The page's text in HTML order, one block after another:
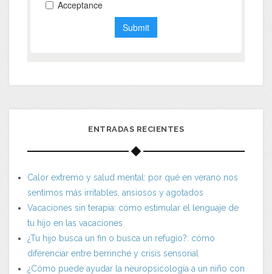
ENTRADAS RECIENTES
Calor extremo y salud mental: por qué en verano nos
sentimos más irritables, ansiosos y agotados
Vacaciones sin terapia: cómo estimular el lenguaje de
tu hijo en las vacaciones
¿Tu hijo busca un fin o busca un refugio?: cómo
diferenciar entre berrinche y crisis sensorial
¿Cómo puede ayudar la neuropsicología a un niño con